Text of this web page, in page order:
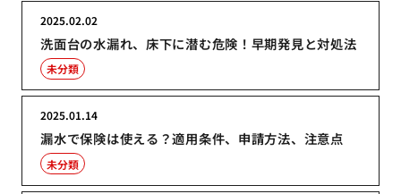
洗面台の水漏れ、床下に潜む危険！早期発見と対処法
2025.02.02
未分類
漏水で保険は使える？適用条件、申請方法、注意点
2025.01.14
未分類